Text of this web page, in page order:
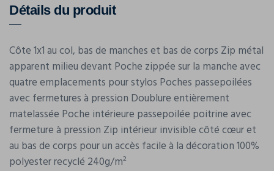
Détails du produit
Côte 1x1 au col, bas de manches et bas de corps Zip métal
apparent milieu devant Poche zippée sur la manche avec
quatre emplacements pour stylos Poches passepoilées
avec fermetures à pression Doublure entièrement
matelassée Poche intérieure passepoilée poitrine avec
fermeture à pression Zip intérieur invisible côté cœur et
au bas de corps pour un accès facile à la décoration 100%
polyester recyclé 240g/m²